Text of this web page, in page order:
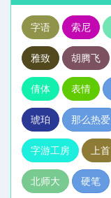
字语 索尼
雅致 胡腾飞
倩体 表情
琥珀 那么热爱
字游工房 上首
北师大 硬笔